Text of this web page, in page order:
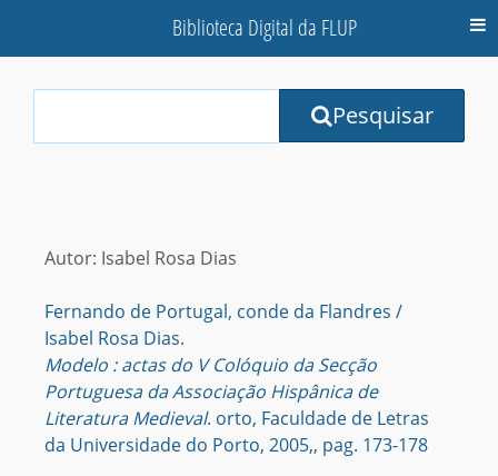
Biblioteca Digital da FLUP
Terms:
Pesquisar
Autor: Isabel Rosa Dias
Fernando de Portugal, conde da Flandres /
Isabel Rosa Dias.
Modelo : actas do V Colóquio da Secção
Portuguesa da Associação Hispânica de
Literatura Medieval. orto, Faculdade de Letras
da Universidade do Porto, 2005,, pag. 173-178